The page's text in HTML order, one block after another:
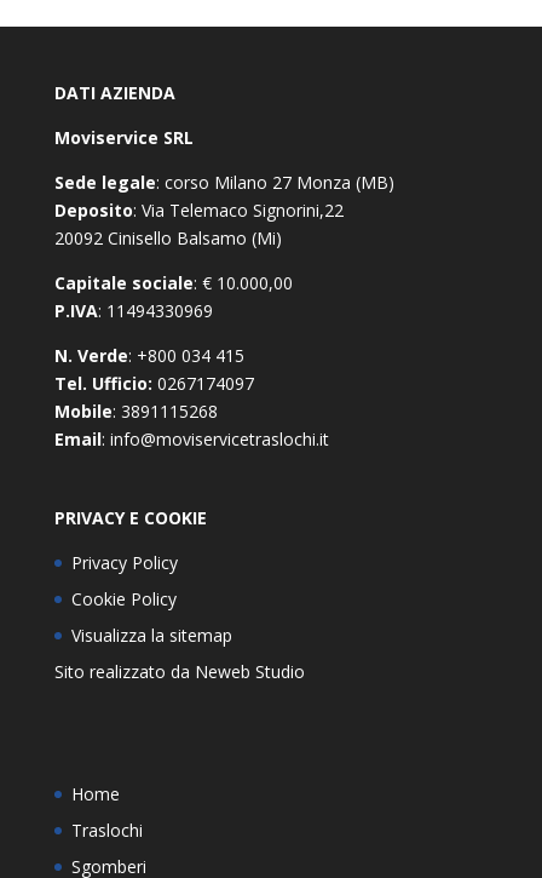
DATI AZIENDA
Moviservice SRL
Sede legale: corso Milano 27 Monza (MB)
Deposito: Via Telemaco Signorini,22
20092 Cinisello Balsamo (Mi)
Capitale sociale: € 10.000,00
P.IVA: 11494330969
N. Verde: +800 034 415
Tel. Ufficio: 0267174097
Mobile: 3891115268
Email: info@moviservicetraslochi.it
PRIVACY E COOKIE
Privacy Policy
Cookie Policy
Visualizza la sitemap
Sito realizzato da Neweb Studio
Home
Traslochi
Sgomberi